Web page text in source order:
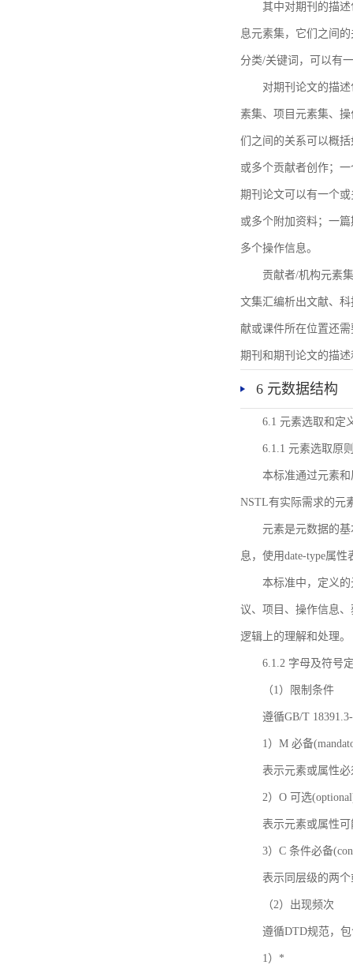
其中对期刊的描
息元素集，它们之间
分类/关键词，可以有
对期刊论文的描
素集、项目元素集、
们之间的关系可以概
或多个贡献者创作；
期刊论文可以有一个
或多个附加资料；一
多个操作信息。
贡献者/机构元素
文集汇编析出文献、
献或课件所在位置还
期刊和期刊论文的描
6 元数据结构
6.1 元素选取和定
6.1.1 元素选取原
本标准通过元素
NSTL有实际需求的元
元素是元数据的
息，使用date-type属
本标准中，定义
议、项目、操作信息
逻辑上的理解和处理。
6.1.2 字母及符号
（1）限制条件
遵循GB/T
1）M 必备
表示元素或属性
2）O 可选
表示元素或属性
3）C 条件必备
表示同层级的两
（2）出现频次
遵循DTD规范，
1）*